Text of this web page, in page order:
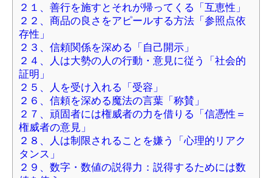
２１、善行を施すとそれが帰ってくる「互恵性」
２２、商品の良さをアピールする方法「参照点依
存性」
２３、信頼関係を深める「自己開示」
２４、人は大勢の人の行動・意見に従う「社会的
証明」
２５、人を受け入れる「受容」
２６、信頼を深める魔法の言葉「称賛」
２７、頑固者には権威者の力を借りる「信憑性＝
権威者の意見」
２８、人は制限されることを嫌う「心理的リアク
タンス」
２９、数字・数値の説得力：説得するためには数